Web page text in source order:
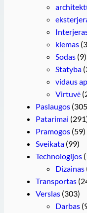
kiemas
Sodas (9)
Statyba
vidaus
Virtuvė
Paslaugos
Patarimai
Pramogos (59)
Sveikata (99)
Technologijos
Dizainas
Transportas
Verslas (303)
Darbas